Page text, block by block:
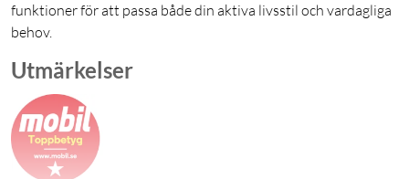
funktioner för att passa både din aktiva livsstil och vardagliga
behov.
Utmärkelser